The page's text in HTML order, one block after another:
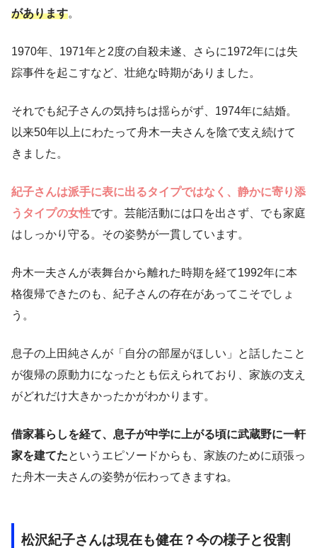
があります。
1970年、1971年と2度の自殺未遂、さらに1972年には失
踪事件を起こすなど、壮絶な時期がありました。
それでも紀子さんの気持ちは揺らがず、1974年に結婚。
以来50年以上にわたって舟木一夫さんを陰で支え続けて
きました。
紀子さんは派手に表に出るタイプではなく、静かに寄り添
うタイプの女性です。芸能活動には口を出さず、でも家庭
はしっかり守る。その姿勢が一貫しています。
舟木一夫さんが表舞台から離れた時期を経て1992年に本
格復帰できたのも、紀子さんの存在があってこそでしょ
う。
息子の上田純さんが「自分の部屋がほしい」と話したこと
が復帰の原動力になったとも伝えられており、家族の支え
がどれだけ大きかったかがわかります。
借家暮らしを経て、息子が中学に上がる頃に武蔵野に一軒
家を建てたというエピソードからも、家族のために頑張っ
た舟木一夫さんの姿勢が伝わってきますね。
松沢紀子さんは現在も健在？今の様子と役割